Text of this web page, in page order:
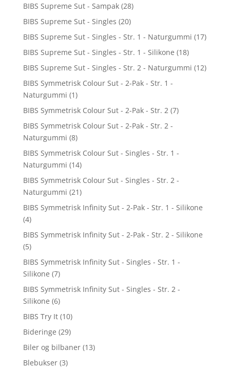
BIBS Supreme Sut - Sampak (28)
BIBS Supreme Sut - Singles (20)
BIBS Supreme Sut - Singles - Str. 1 - Naturgummi (17)
BIBS Supreme Sut - Singles - Str. 1 - Silikone (18)
BIBS Supreme Sut - Singles - Str. 2 - Naturgummi (12)
BIBS Symmetrisk Colour Sut - 2-Pak - Str. 1 -
Naturgummi (1)
BIBS Symmetrisk Colour Sut - 2-Pak - Str. 2 (7)
BIBS Symmetrisk Colour Sut - 2-Pak - Str. 2 -
Naturgummi (8)
BIBS Symmetrisk Colour Sut - Singles - Str. 1 -
Naturgummi (14)
BIBS Symmetrisk Colour Sut - Singles - Str. 2 -
Naturgummi (21)
BIBS Symmetrisk Infinity Sut - 2-Pak - Str. 1 - Silikone
(4)
BIBS Symmetrisk Infinity Sut - 2-Pak - Str. 2 - Silikone
(5)
BIBS Symmetrisk Infinity Sut - Singles - Str. 1 -
Silikone (7)
BIBS Symmetrisk Infinity Sut - Singles - Str. 2 -
Silikone (6)
BIBS Try It (10)
Bideringe (29)
Biler og bilbaner (13)
Blebukser (3)